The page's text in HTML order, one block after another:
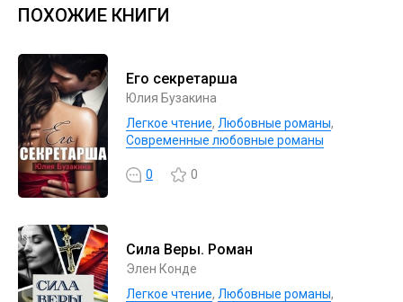
ПОХОЖИЕ КНИГИ
Его секретарша
Юлия Бузакина
Легкое чтение, Любовные романы,
Современные любовные романы
0 0
Сила Веры. Роман
Элен Конде
Легкое чтение, Любовные романы,